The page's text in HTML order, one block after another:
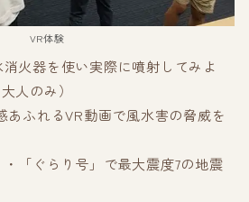
VR体験
火器を使い実際に噴射してみよ
人のみ）
あふれるVR動画で風水害の脅威を
「ぐらり号」で最大震度7の地震